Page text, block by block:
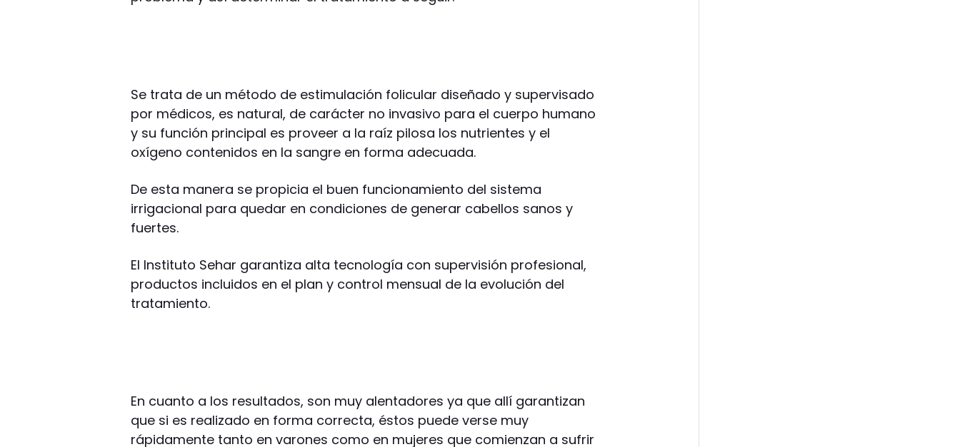
Se trata de un método de estimulación folicular diseñado y supervisado
por médicos, es natural, de carácter no invasivo para el cuerpo humano
y su función principal es proveer a la raíz pilosa los nutrientes y el
oxígeno contenidos en la sangre en forma adecuada.
De esta manera se propicia el buen funcionamiento del sistema
irrigacional para quedar en condiciones de generar cabellos sanos y
fuertes.
El Instituto Sehar garantiza alta tecnología con supervisión profesional,
productos incluidos en el plan y control mensual de la evolución del
tratamiento.
En cuanto a los resultados, son muy alentadores ya que allí garantizan
que si es realizado en forma correcta, éstos puede verse muy
rápidamente tanto en varones como en mujeres que comienzan a sufrir